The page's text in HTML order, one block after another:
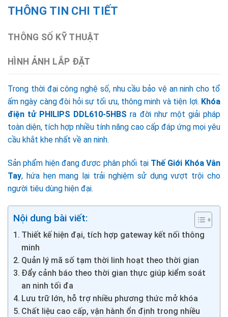
THÔNG TIN CHI TIẾT
THÔNG SỐ KỸ THUẬT
HÌNH ẢNH LẮP ĐẶT
Trong thời đại công nghệ số, nhu cầu bảo vệ an ninh cho tổ
ấm ngày càng đòi hỏi sự tối ưu, thông minh và tiện lợi. Khóa
điện tử PHILIPS DDL610-5HBS ra đời như một giải pháp
toàn diện, tích hợp nhiều tính năng cao cấp đáp ứng mọi yêu
cầu khắt khe nhất về an ninh.
Sản phẩm hiện đang được phân phối tại Thế Giới Khóa Vân
Tay, hứa hẹn mang lại trải nghiệm sử dụng vượt trội cho
người tiêu dùng hiện đại.
Nội dung bài viết:
Thiết kế hiện đại, tích hợp gateway kết nối thông
minh
Quản lý mã số tạm thời linh hoạt theo thời gian
Đẩy cảnh báo theo thời gian thực giúp kiểm soát
an ninh tối đa
Lưu trữ lớn, hỗ trợ nhiều phương thức mở khóa
Chất liệu cao cấp, vận hành ổn định trong nhiều